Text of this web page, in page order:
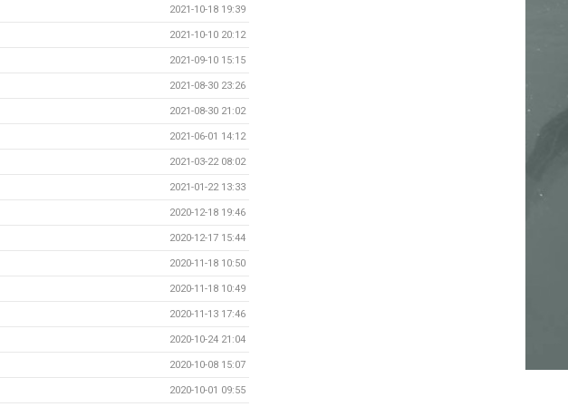
2021-10-18 19:39
2021-10-10 20:12
2021-09-10 15:15
2021-08-30 23:26
2021-08-30 21:02
2021-06-01 14:12
2021-03-22 08:02
2021-01-22 13:33
2020-12-18 19:46
2020-12-17 15:44
2020-11-18 10:50
2020-11-18 10:49
2020-11-13 17:46
2020-10-24 21:04
2020-10-08 15:07
2020-10-01 09:55